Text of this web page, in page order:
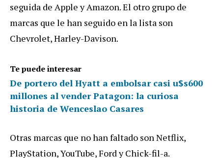
seguida de Apple y Amazon. El otro grupo de
marcas que le han seguido en la lista son
Chevrolet, Harley-Davison.
Te puede interesar
De portero del Hyatt a embolsar casi u$s600
millones al vender Patagon: la curiosa
historia de Wenceslao Casares
Otras marcas que no han faltado son Netflix,
PlayStation, YouTube, Ford y Chick-fil-a.